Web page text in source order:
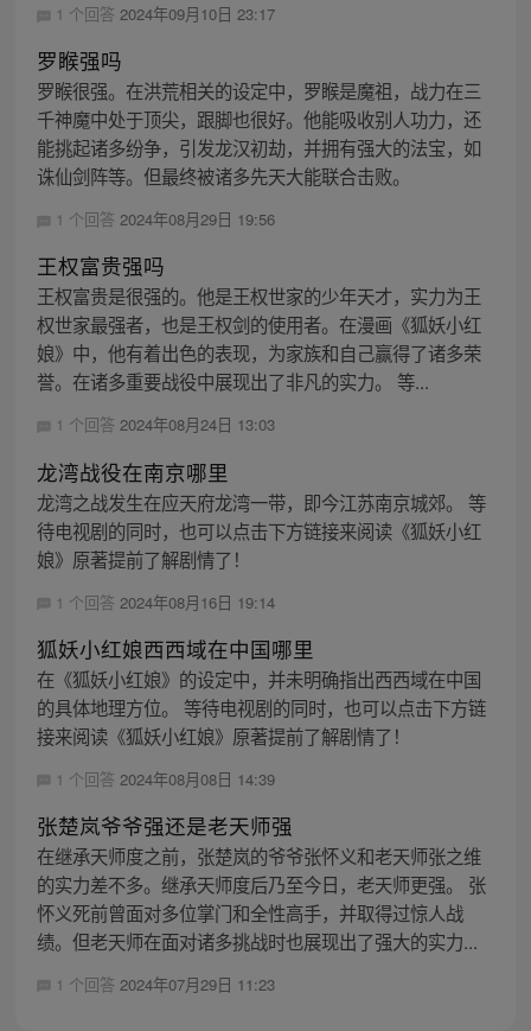
1 个回答 2024年09月10日 23:17
罗睺强吗
罗睺很强。在洪荒相关的设定中，罗睺是魔祖，战力在三
千神魔中处于顶尖，跟脚也很好。他能吸收别人功力，还
能挑起诸多纷争，引发龙汉初劫，并拥有强大的法宝，如
诛仙剑阵等。但最终被诸多先天大能联合击败。
1 个回答 2024年08月29日 19:56
王权富贵强吗
王权富贵是很强的。他是王权世家的少年天才，实力为王
权世家最强者，也是王权剑的使用者。在漫画《狐妖小红
娘》中，他有着出色的表现，为家族和自己赢得了诸多荣
誉。在诸多重要战役中展现出了非凡的实力。 等...
1 个回答 2024年08月24日 13:03
龙湾战役在南京哪里
龙湾之战发生在应天府龙湾一带，即今江苏南京城郊。 等
待电视剧的同时，也可以点击下方链接来阅读《狐妖小红
娘》原著提前了解剧情了！
1 个回答 2024年08月16日 19:14
狐妖小红娘西西域在中国哪里
在《狐妖小红娘》的设定中，并未明确指出西西域在中国
的具体地理方位。 等待电视剧的同时，也可以点击下方链
接来阅读《狐妖小红娘》原著提前了解剧情了！
1 个回答 2024年08月08日 14:39
张楚岚爷爷强还是老天师强
在继承天师度之前，张楚岚的爷爷张怀义和老天师张之维
的实力差不多。继承天师度后乃至今日，老天师更强。 张
怀义死前曾面对多位掌门和全性高手，并取得过惊人战
绩。但老天师在面对诸多挑战时也展现出了强大的实力...
1 个回答 2024年07月29日 11:23